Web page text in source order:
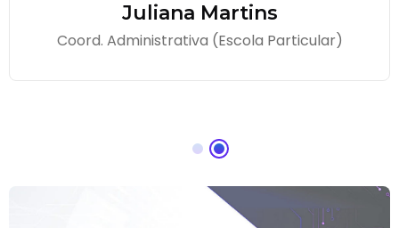
Juliana Martins
Coord. Administrativa (Escola Particular)